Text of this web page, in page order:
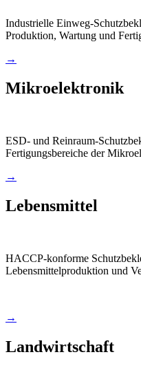
Industrielle Einweg-
Produktion, Wartung und
→
Mikroelektronik
ESD- und Reinraum-
Fertigungsbereiche der
→
Lebensmittel
HACCP-konforme
Lebensmittelproduktion und
→
Landwirtschaft